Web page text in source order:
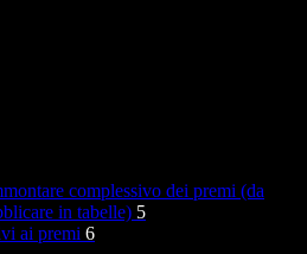
complessivo dei premi (da
in tabelle) 5
ai premi 6